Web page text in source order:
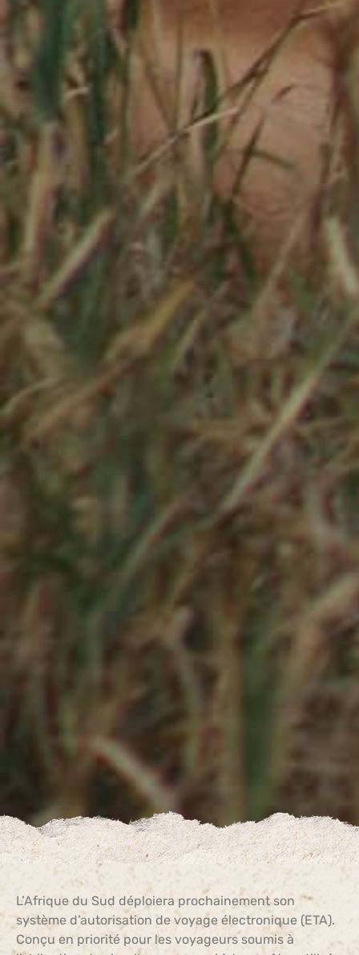
L’Afrique du Sud déploiera prochainement son
système d’autorisation de voyage électronique (ETA).
Conçu en priorité pour les voyageurs soumis à